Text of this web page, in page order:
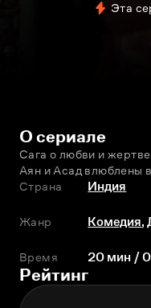
Эта
О сериале
Сага о любви и
Аян и Асад влюблены
Страна
Индия
Жанр Комедия,
Время 20 мин /
Рейтинг